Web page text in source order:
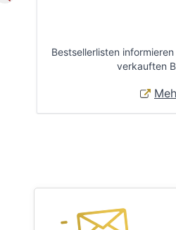
Bestsellerlisten
verkauften